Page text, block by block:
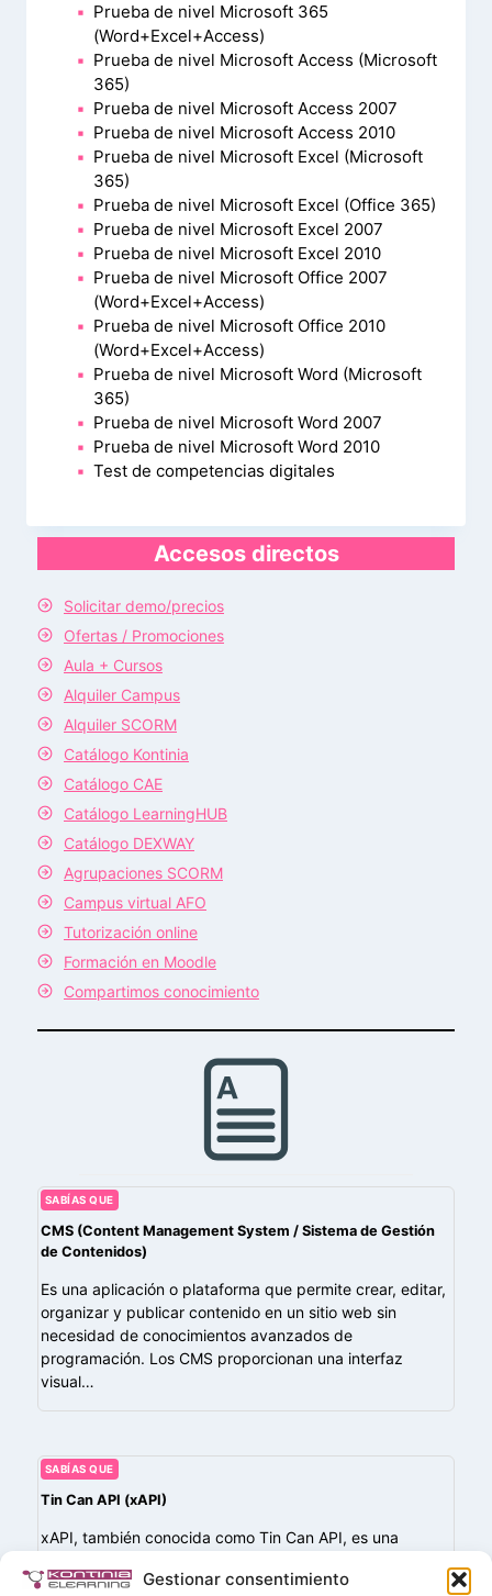
Gestionar consentimiento
Prueba de nivel Microsoft 365
(Word+Excel+Access)
Prueba de nivel Microsoft Access (Microsoft
365)
Prueba de nivel Microsoft Access 2007
Prueba de nivel Microsoft Access 2010
Prueba de nivel Microsoft Excel (Microsoft
365)
Prueba de nivel Microsoft Excel (Office 365)
Prueba de nivel Microsoft Excel 2007
Prueba de nivel Microsoft Excel 2010
Prueba de nivel Microsoft Office 2007
(Word+Excel+Access)
Prueba de nivel Microsoft Office 2010
(Word+Excel+Access)
Prueba de nivel Microsoft Word (Microsoft
365)
Prueba de nivel Microsoft Word 2007
Prueba de nivel Microsoft Word 2010
Test de competencias digitales
Accesos directos
Solicitar demo/precios
Ofertas / Promociones
Aula + Cursos
Alquiler Campus
Alquiler SCORM
Catálogo Kontinia
Catálogo CAE
Catálogo LearningHUB
Catálogo DEXWAY
Agrupaciones SCORM
Campus virtual AFO
Tutorización online
Formación en Moodle
Compartimos conocimiento
SABÍAS QUE
CMS (Content Management System / Sistema de Gestión
de Contenidos)
Es una aplicación o plataforma que permite crear, editar,
organizar y publicar contenido en un sitio web sin
necesidad de conocimientos avanzados de
programación. Los CMS proporcionan una interfaz
visual…
SABÍAS QUE
Tin Can API (xAPI)
xAPI, también conocida como Tin Can API, es una
experiencias de aprendizaje más allá del entorno del